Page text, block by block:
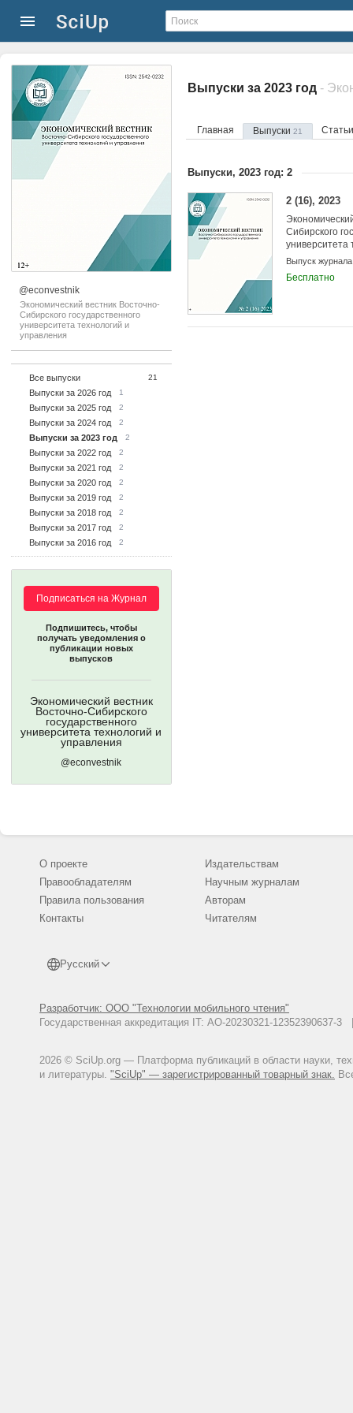
@econvestnik
Экономический вестник Восточно-
Сибирского государственного
университета технологий и
управления
Все выпуски 21
Выпуски за 2026 год 1
Выпуски за 2025 год 2
Выпуски за 2024 год 2
Выпуски за 2023 год 2
Выпуски за 2022 год 2
Выпуски за 2021 год 2
Выпуски за 2020 год 2
Выпуски за 2019 год 2
Выпуски за 2018 год 2
Выпуски за 2017 год 2
Выпуски за 2016 год 2
Подписаться на Журнал
Подпишитесь, чтобы
получать уведомления о
публикации новых
выпусков
Экономический вестник
Восточно-Сибирского
государственного
университета технологий и
управления
@econvestnik
Выпуски за 2023 год
Главная Выпуски 21
Выпуски, 2023 год: 2
2 (16), 2023
Сибирского
университета
управления
Выпуск журнала
Бесплатно
О проекте
Правообладателям
Правила пользования
Контакты
Русский
Разработчик: ООО "Технологии мобильного чтения"
Государственная аккредитация IT: АО-20230321-
2026 © SciUp.org — Платформа публикаций в области науки,
и литературы. "SciUp" — зарегистрированный товарный знак.
Издательствам
Научным журналам
Авторам
Читателям